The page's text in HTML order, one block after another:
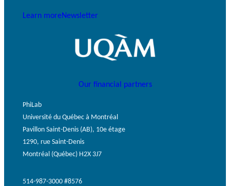
Learn moreNewsletter
Our financial partners
PhiLab
Université du Québec à Montréal
Pavillon Saint-Denis (AB), 10e étage
1290, rue Saint-Denis
Montréal (Québec) H2X 3J7
514-987-3000 #8576